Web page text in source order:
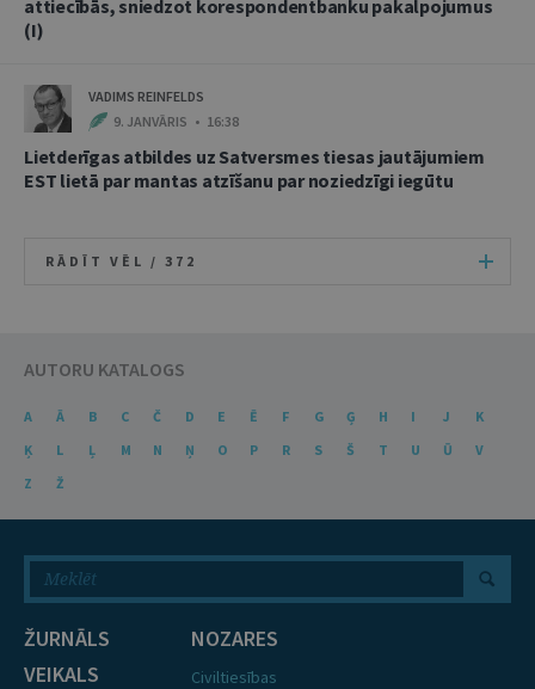
attiecībās, sniedzot korespondentbanku pakalpojumus
(I)
VADIMS REINFELDS
9. JANVĀRIS • 16:38
Lietderīgas atbildes uz Satversmes tiesas jautājumiem
EST lietā par mantas atzīšanu par noziedzīgi iegūtu
RĀDĪT VĒL / 372
AUTORU KATALOGS
A Ā B C Č D E Ē F G Ģ H I J
K
Ķ
L Ļ M N Ņ O P R S Š T U Ū
V
Z
Ž
ŽURNĀLS
VEIKALS
NOZARES
Civiltiesības